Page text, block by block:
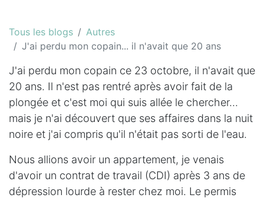
Tous les blogs
Autres
J'ai perdu mon copain... il n'avait que 20 ans
J'ai perdu mon copain ce 23 octobre, il n'avait que
20 ans. Il n'est pas rentré après avoir fait de la
plongée et c'est moi qui suis allée le chercher...
mais je n'ai découvert que ses affaires dans la nuit
noire et j'ai compris qu'il n'était pas sorti de l'eau.
Nous allions avoir un appartement, je venais
d'avoir un contrat de travail (CDI) après 3 ans de
dépression lourde à rester chez moi. Le permis